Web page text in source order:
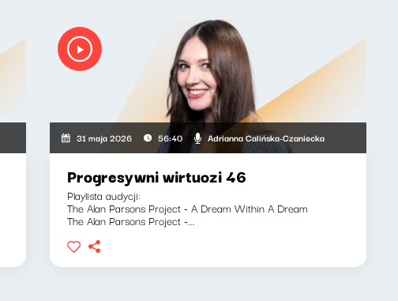
31 maja 2026 56:40 Adrianna Calińska-Czaniecka
Progresywni wirtuozi 46
Playlista audycji:
The Alan Parsons Project - A Dream Within A Dream
The Alan Parsons Project -...